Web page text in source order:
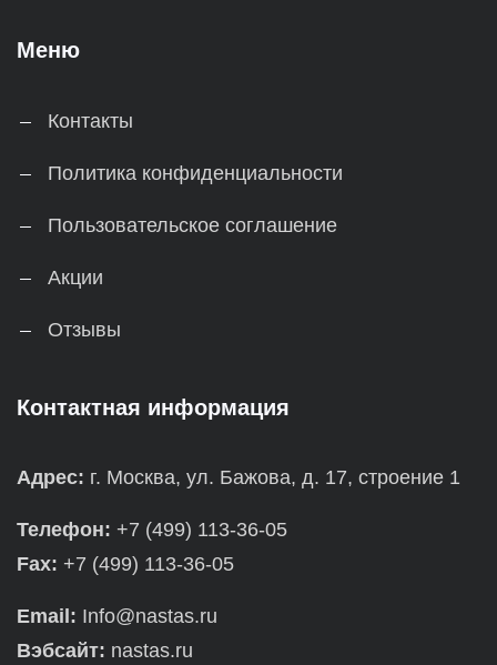
Меню
Контакты
Политика конфиденциальности
Пользовательское соглашение
Акции
Отзывы
Контактная информация
Адрес: г. Москва, ул. Бажова, д. 17, строение 1
Телефон: +7 (499) 113-36-05
Fax: +7 (499) 113-36-05
Email: Info@nastas.ru
Вэбсайт: nastas.ru